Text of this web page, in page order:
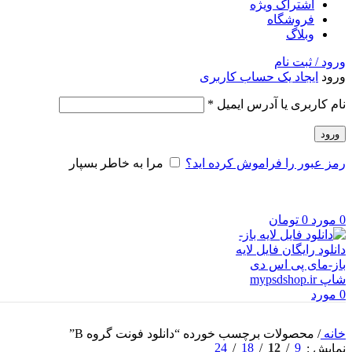
اشتراک ویژه
فروشگاه
وبلاگ
ورود / ثبت نام
ورود ایجاد یک حساب کاربری
نام کاربری یا آدرس ایمیل *
ورود
رمز عبور را فراموش کرده اید؟ مرا به خاطر بسپار
0 مورد 0 تومان
0 مورد
خانه/ محصولات برچسب خورده “دانلود فونت گروه B”
نمایش
9
12
18
24